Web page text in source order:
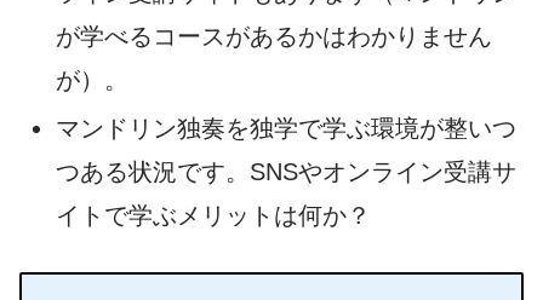
が学べるコースがあるかはわかりません
が）。
マンドリン独奏を独学で学ぶ環境が整いつ
つある状況です。SNSやオンライン受講サ
イトで学ぶメリットは何か？